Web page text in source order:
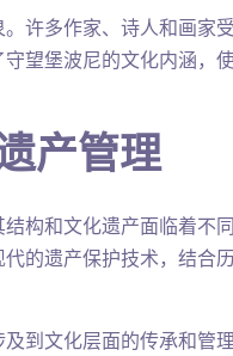
许多作家、诗人和画家
望堡波尼的文化内涵，
产管理
构和文化遗产面临着不
的遗产保护技术，结合
到文化层面的传承和管